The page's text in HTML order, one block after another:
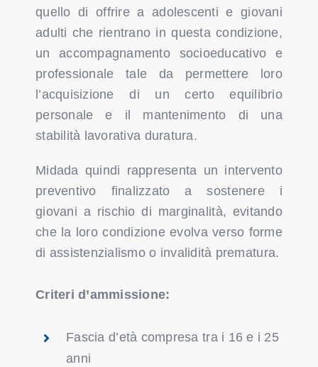
quello di offrire a adolescenti e giovani
adulti che rientrano in questa condizione,
un accompagnamento socioeducativo e
professionale tale da permettere loro
l’acquisizione di un certo equilibrio
personale e il mantenimento di una
stabilità lavorativa duratura.
Midada quindi rappresenta un intervento
preventivo finalizzato a sostenere i
giovani a rischio di marginalità, evitando
che la loro condizione evolva verso forme
di assistenzialismo o invalidità prematura.
Criteri d’ammissione:
Fascia d’età compresa tra i 16 e i 25
anni